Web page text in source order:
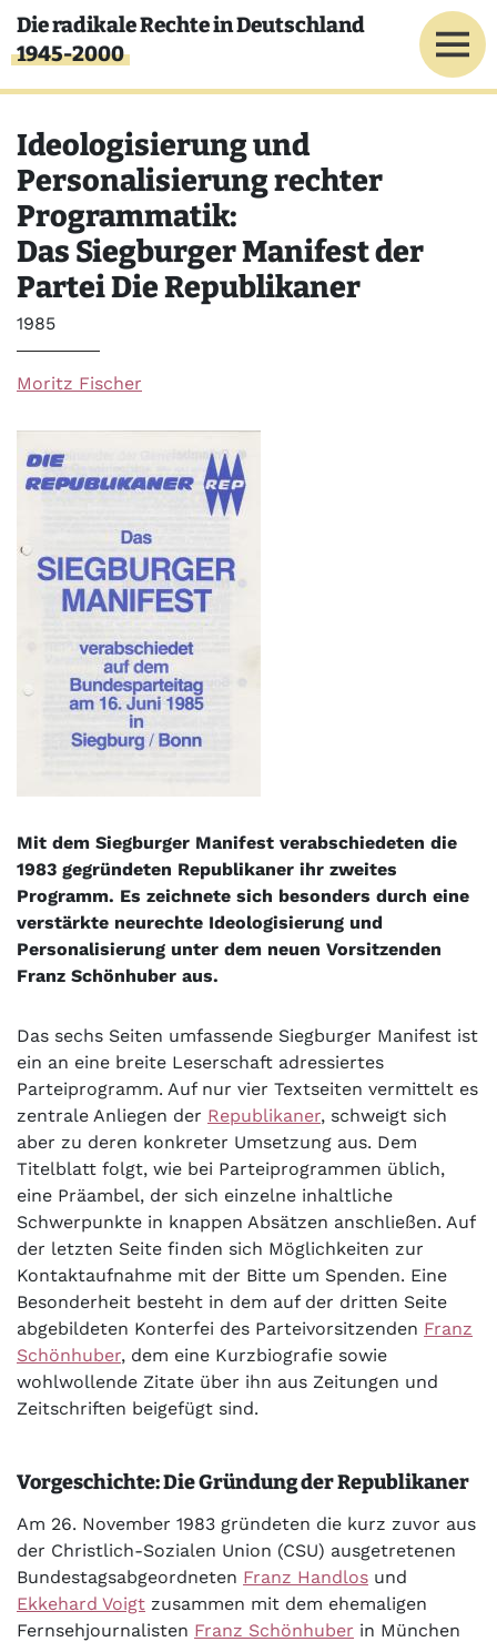
Direkt zum Inhalt
Die radikale Rechte in Deutschland
1945-2000
Ideologisierung und
Personalisierung rechter
Programmatik:
Das Siegburger Manifest der
Partei Die Republikaner
Jahr
1985
Moritz Fischer
Mit dem Siegburger Manifest verabschiedeten die
1983 gegründeten Republikaner ihr zweites
Programm. Es zeichnete sich besonders durch eine
verstärkte neurechte Ideologisierung und
Personalisierung unter dem neuen Vorsitzenden
Franz Schönhuber aus.
Das sechs Seiten umfassende Siegburger Manifest ist
ein an eine breite Leserschaft adressiertes
Parteiprogramm. Auf nur vier Textseiten vermittelt es
zentrale Anliegen der Republikaner, schweigt sich
aber zu deren konkreter Umsetzung aus. Dem
Titelblatt folgt, wie bei Parteiprogrammen üblich,
eine Präambel, der sich einzelne inhaltliche
Schwerpunkte in knappen Absätzen anschließen. Auf
der letzten Seite finden sich Möglichkeiten zur
Kontaktaufnahme mit der Bitte um Spenden. Eine
Besonderheit besteht in dem auf der dritten Seite
abgebildeten Konterfei des Parteivorsitzenden Franz
Schönhuber, dem eine Kurzbiografie sowie
wohlwollende Zitate über ihn aus Zeitungen und
Zeitschriften beigefügt sind.
Vorgeschichte: Die Gründung der Republikaner
Am 26. November 1983 gründeten die kurz zuvor aus
der Christlich-Sozialen Union (CSU) ausgetretenen
Bundestagsabgeordneten Franz Handlos und
Ekkehard Voigt zusammen mit dem ehemaligen
Fernsehjournalisten Franz Schönhuber in München